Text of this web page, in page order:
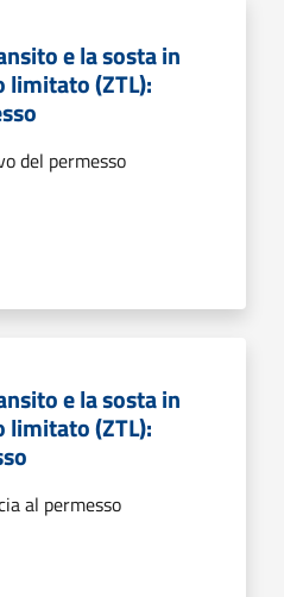
e la sosta in
limitato (ZTL):
del permesso
e la sosta in
limitato (ZTL):
al permesso